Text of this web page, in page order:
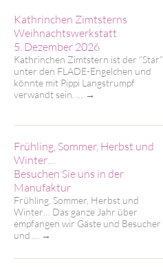
Kathrinchen Zimtsterns
Weihnachtswerkstatt
5. Dezember 2026
Kathrinchen Zimtstern ist der “Star”
unter den FLADE-Engelchen und
könnte mit Pippi Langstrumpf
verwandt sein. …
→
Frühling, Sommer, Herbst und
Winter…
Besuchen Sie uns in der
Manufaktur
Frühling, Sommer, Herbst und
Winter… Das ganze Jahr über
empfangen wir Gäste und Besucher
und …
→